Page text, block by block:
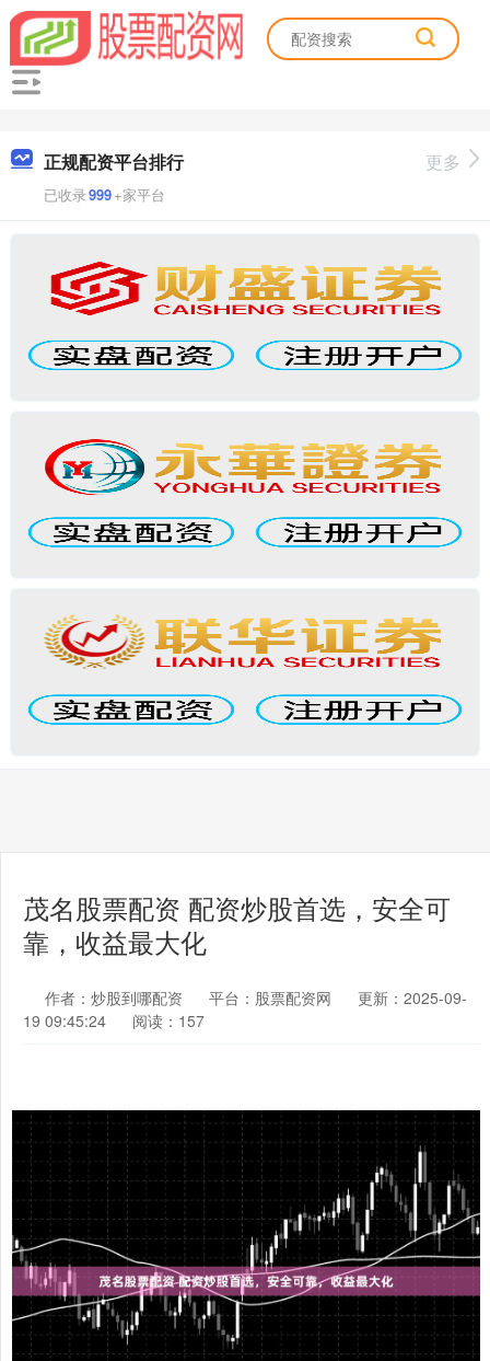
正规配资平台排行
已收录999+家平台
更多
茂名股票配资 配资炒股首选，安全可
靠，收益最大化
作者：炒股到哪配资 平台：股票配资网
更新：2025-09-
19 09:45:24
阅读：157